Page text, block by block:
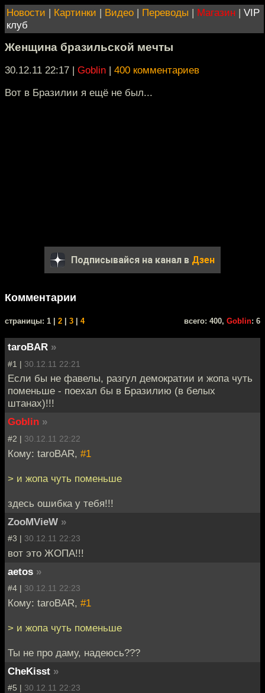
Новости | Картинки | Видео | Переводы | Магазин | VIP
клуб
Женщина бразильской мечты
30.12.11 22:17 | Goblin | 400 комментариев
Вот в Бразилии я ещё не был...
Подписывайся на канал в Дзен
Комментарии
cтраницы: 1 | 2 3 4 всего: 400, Goblin: 6
taroBAR »
#1 | 30.12.11 22:21
Если бы не фавелы, разгул демократии и жопа чуть
поменьше - поехал бы в Бразилию (в белых
штанах)!!!
Goblin »
#2 | 30.12.11 22:22
Кому: taroBAR, #1
> и жопа чуть поменьше
здесь ошибка у тебя!!!
ZooMVieW »
#3 | 30.12.11 22:23
вот это ЖОПА!!!
aetos »
#4 | 30.12.11 22:23
Кому: taroBAR, #1
> и жопа чуть поменьше
Ты не про даму, надеюсь???
CheKisst »
#5 | 30.12.11 22:23